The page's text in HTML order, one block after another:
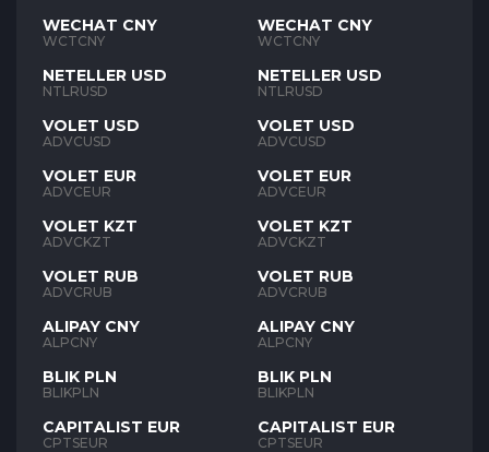
WECHAT CNY
WCTCNY
NETELLER USD
NTLRUSD
VOLET USD
ADVCUSD
VOLET EUR
ADVCEUR
VOLET KZT
ADVCKZT
VOLET RUB
ADVCRUB
ALIPAY CNY
ALPCNY
BLIK PLN
BLIKPLN
CAPITALIST EUR
CPTSEUR
WECHAT CNY
WCTCNY
NETELLER USD
NTLRUSD
VOLET USD
ADVCUSD
VOLET EUR
ADVCEUR
VOLET KZT
ADVCKZT
VOLET RUB
ADVCRUB
ALIPAY CNY
ALPCNY
BLIK PLN
BLIKPLN
CAPITALIST EUR
CPTSEUR